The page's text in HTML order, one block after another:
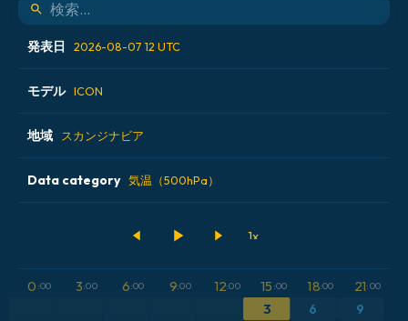
発表日 2026-08-07 12 UTC
2026-08-07 00 UTC
2026-08-07 06 UTC
2026-08-07 12 UTC
モデル ICON
ALADIN CZ 2.3 km
ECMWF AIFS [AI]
地域 スカンジナビア
アイスランド
Data category 気温（500hPa）
0 :00 3:00 6:00 9:00 12:00 15 :00 18:00 21:00
3 6 9